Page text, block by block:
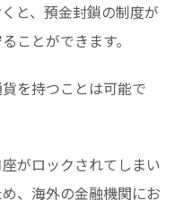
と、預金封鎖の制度が
ことができます。
を持つことは可能で
がロックされてしまい
、海外の金融機関にお